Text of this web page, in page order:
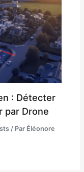
: Détecter
par Drone
/ Par Éléonore